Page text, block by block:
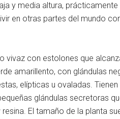
y media altura,
en otras partes del mundo
vivaz con estolones que
amarillento, con glándulas
elípticas u ovaladas.
glándulas secretoras
El tamaño de la planta